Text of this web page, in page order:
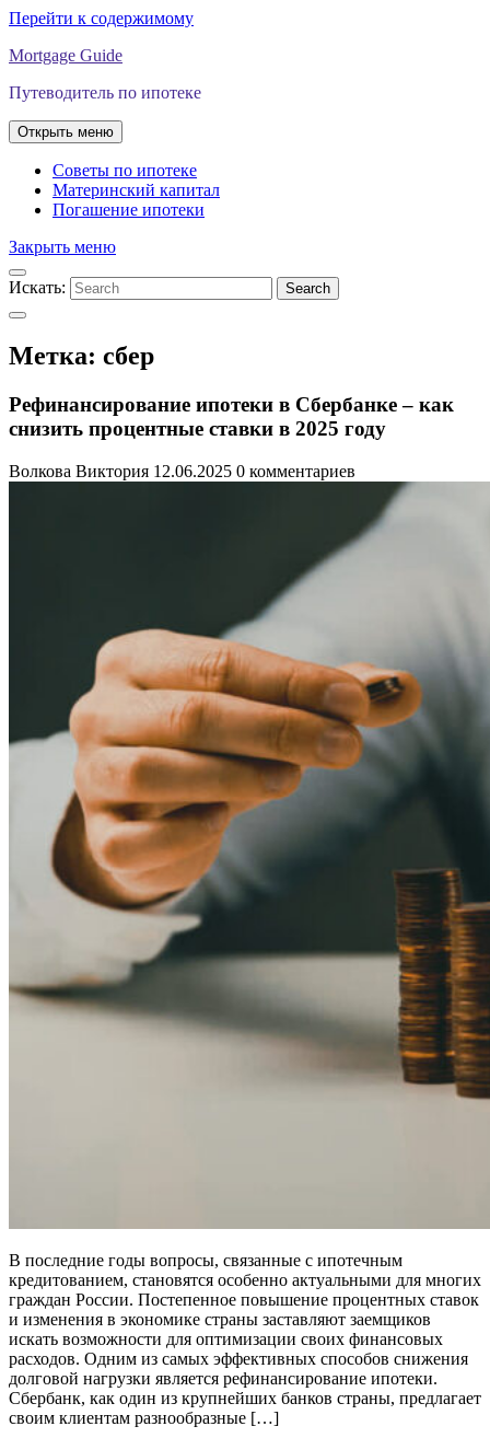
Перейти к содержимому
Mortgage Guide
Путеводитель по ипотеке
Открыть меню
Советы по ипотеке
Материнский капитал
Погашение ипотеки
Закрыть меню
Искать: Search
Метка: сбер
Рефинансирование ипотеки в Сбербанке – как
снизить процентные ставки в 2025 году
Волкова Виктория 12.06.2025 0 комментариев
В последние годы вопросы, связанные с ипотечным
кредитованием, становятся особенно актуальными для многих
граждан России. Постепенное повышение процентных ставок
и изменения в экономике страны заставляют заемщиков
искать возможности для оптимизации своих финансовых
расходов. Одним из самых эффективных способов снижения
долговой нагрузки является рефинансирование ипотеки.
Сбербанк, как один из крупнейших банков страны, предлагает
своим клиентам разнообразные […]